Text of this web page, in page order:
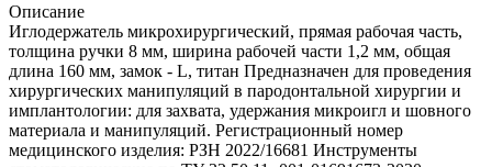
Описание
Иглодержатель микрохирургический, прямая рабочая часть,
толщина ручки 8 мм, ширина рабочей части 1,2 мм, общая
длина 160 мм, замок - L, титан Предназначен для проведения
хирургических манипуляций в пародонтальной хирургии и
имплантологии: для захвата, удержания микроигл и шовного
материала и манипуляций. Регистрационный номер
медицинского изделия: РЗН 2022/16681 Инструменты